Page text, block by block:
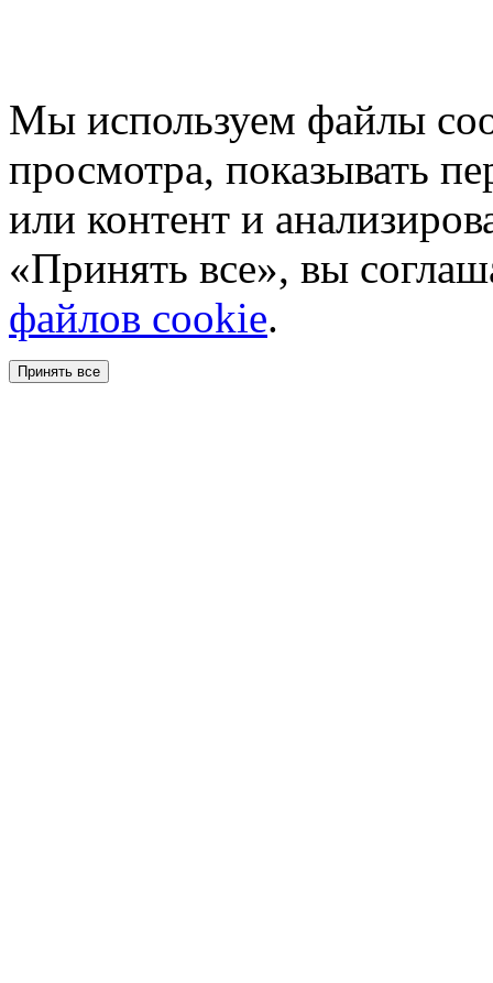
Мы используем файлы
просмотра, показывать
или контент и
«Принять все», вы
файлов cookie.
Принять все